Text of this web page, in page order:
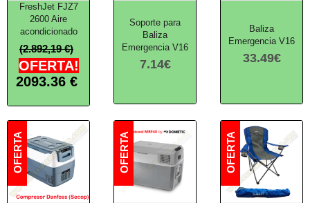
FreshJet FJZ7
2600 Aire
acondicionado
(2.892,19 €)
OFERTA!
2093.36 €
Soporte para
Baliza
Emergencia V16
7.14€
Baliza
Emergencia V16
33.49€